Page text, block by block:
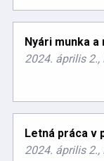
Nyári munka
2024. április 2.,
Letná práca v
2024. április 2.,